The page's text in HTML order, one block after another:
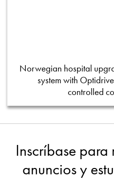
Norwegian hospital
system with
controlled
Inscríbase
anuncios y